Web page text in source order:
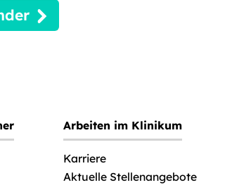
Arbeiten im Klinikum
Karriere
Aktuelle Stellenangebote